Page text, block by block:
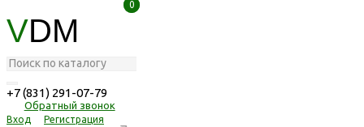
VDM
+7 (831) 291-07-79
Обратный звонок
Вход Регистрация
0
0